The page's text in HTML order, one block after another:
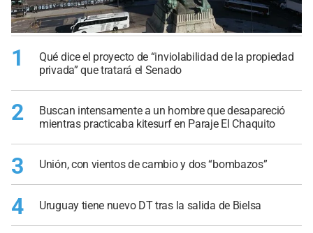
1
Qué dice el proyecto de “inviolabilidad de la propiedad
privada” que tratará el Senado
2
Buscan intensamente a un hombre que desapareció
mientras practicaba kitesurf en Paraje El Chaquito
3 Unión, con vientos de cambio y dos “bombazos”
4 Uruguay tiene nuevo DT tras la salida de Bielsa